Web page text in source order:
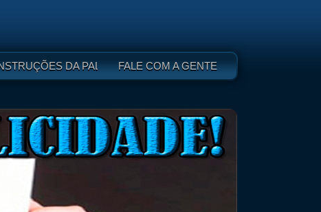
DE DEUS - IDA PALAVRA DE DEUS - II
FALE COM A GENTE